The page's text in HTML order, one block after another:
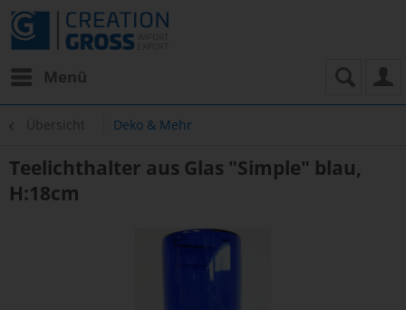
Menü
Übersicht Deko & Mehr
Teelichthalter aus Glas "Simple" blau,
H:18cm